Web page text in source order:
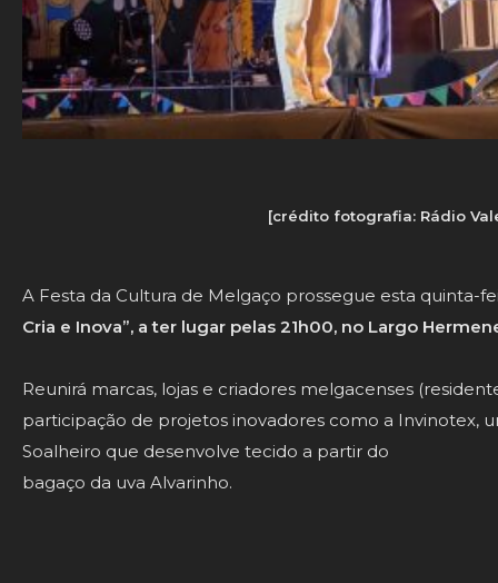
[crédito fotografia: Rádio
A Festa da Cultura de Melgaço prossegue esta quinta-
Cria e Inova”, a ter lugar pelas 21h00, no Largo
Reunirá marcas, lojas e criadores melgacenses
participação de projetos inovadores como a Invinotex,
Soalheiro que desenvolve tecido a partir do
bagaço da uva Alvarinho.